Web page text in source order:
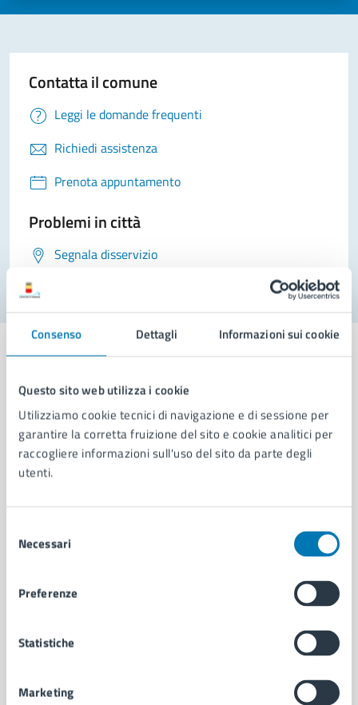
Consenso Dettagli Informazioni sui cookie
Questo sito web utilizza i cookie
Utilizziamo cookie tecnici di navigazione e di sessione per
garantire la corretta fruizione del sito e cookie analitici per
raccogliere informazioni sull'uso del sito da parte degli
utenti.
delNecessari
Preferenze
Statistiche
Marketing
Contatta il comune
Leggi le domande frequenti
Richiedi assistenza
Prenota appuntamento
Problemi in città
Segnala disservizio
Comune di Napoli
AMMINISTRAZIONE
Aree amministrative
Uffici
Personale amministrativo
Intranet, posta aziendale e protocollo
CATEGORIE DI SERVIZIO